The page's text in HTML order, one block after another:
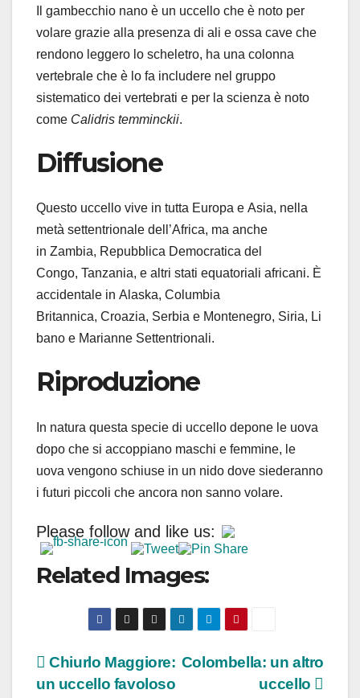
Il gambecchio nano è un uccello che è noto per
volare grazie alla presenza di ali e ossa cave che
rendono leggero lo scheletro, ha una colonna
vertebrale che è lo fa includere nel gruppo
sistematico dei vertebrati e per la scienza è noto
come Calidris temminckii.
Diffusione
Questo uccello vive in tutta Europa e Asia, nella
metà settentrionale dell’Africa, ma anche
in Zambia, Repubblica Democratica del
Congo, Tanzania, e altri stati equatoriali africani. È
accidentale in Alaska, Columbia
Britannica, Croazia, Serbia e Montenegro, Siria, Li
bano e Marianne Settentrionali.
Riproduzione
In natura questa specie di uccello depone le uova
dopo che si accoppiano maschi e femmine, le
uova vengono schiuse in un nido dove siederanno
i futuri piccoli che ancora non sanno volare.
Please follow and like us:
Related Images:
NavigazioneColombella: un altro
uccello
Chiurlo Maggiore:
un uccello favoloso